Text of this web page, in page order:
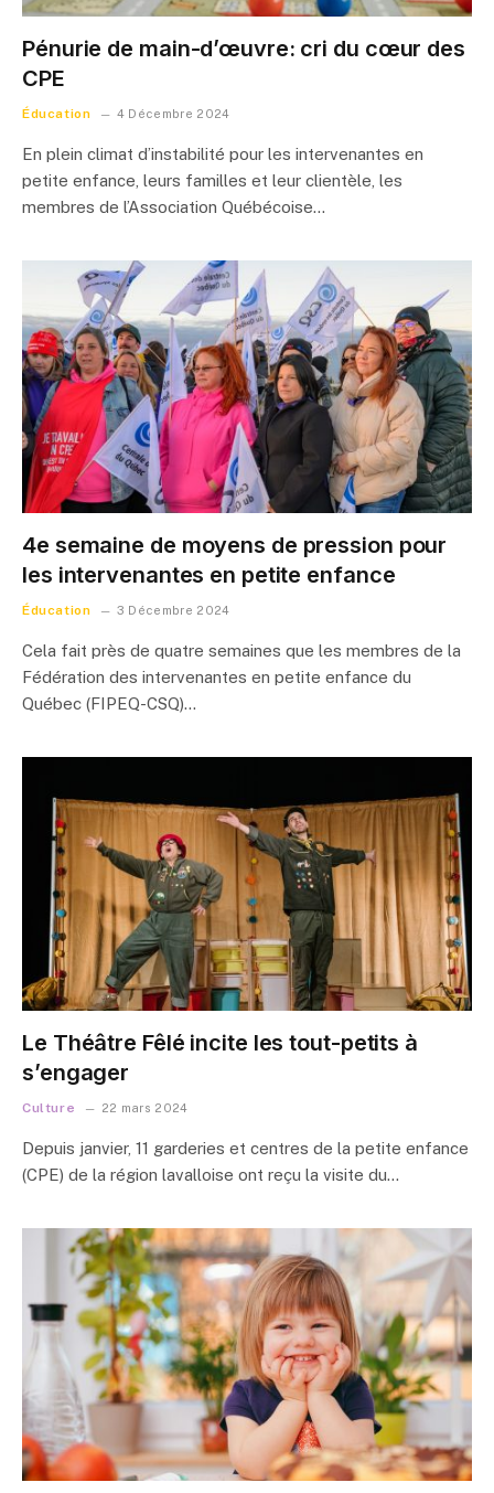
Pénurie de main-d’œuvre: cri du cœur des
CPE
Éducation 4 Décembre 2024
En plein climat d’instabilité pour les intervenantes en
petite enfance, leurs familles et leur clientèle, les
membres de l’Association Québécoise…
4e semaine de moyens de pression pour
les intervenantes en petite enfance
Éducation 3 Décembre 2024
Cela fait près de quatre semaines que les membres de la
Fédération des intervenantes en petite enfance du
Québec (FIPEQ-CSQ)…
Le Théâtre Fêlé incite les tout-petits à
s’engager
Culture 22 mars 2024
Depuis janvier, 11 garderies et centres de la petite enfance
(CPE) de la région lavalloise ont reçu la visite du…